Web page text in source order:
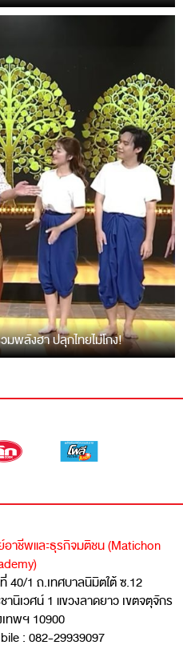
มพลังฮา ปลุกไทยไม่โกง!
อาชีพและธุรกิจมติชน (Matichon
40/1 ถ.เทศบาลนิมิตใต้ ซ.12
านิเวศน์ 1 แขวงลาดยาว เขตจตุจักร
ทพฯ 10900
: 082-29939097